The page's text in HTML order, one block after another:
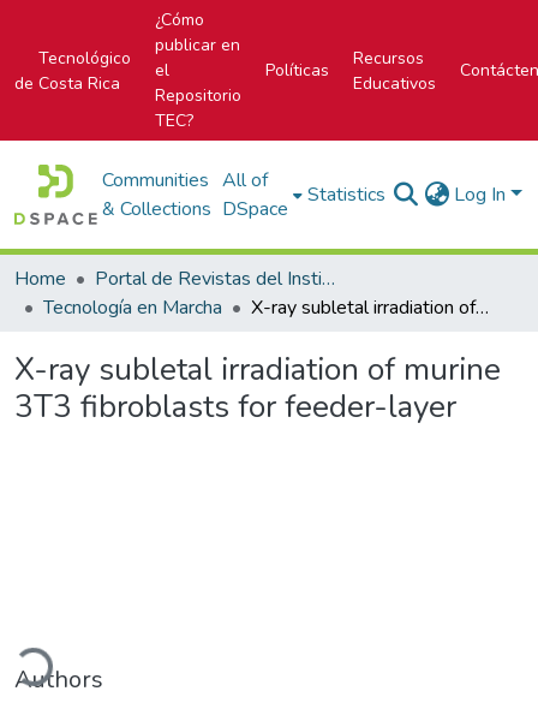
Tecnológico
de Costa Rica
¿Cómo
publicar en
el
Repositorio
TEC?
Políticas
Recursos
Educativos
Communities
& Collections
All of
DSpace
Statistics Log In
Home
Portal de Revistas del Instituto Tecnológico de Costa Rica
Tecnología en Marcha
X-ray subletal irradiation of murine 3T3 fibroblasts for feeder-layer
X-ray subletal irradiation of murine
3T3 fibroblasts for feeder-layer
Authors